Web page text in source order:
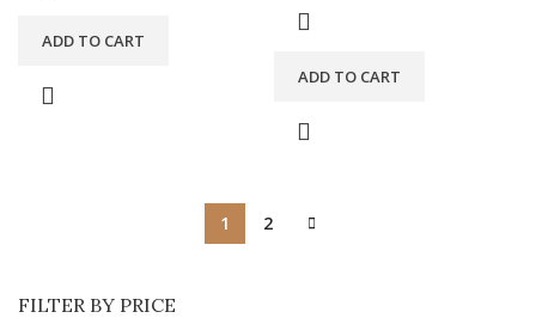
FILTER BY PRICE
ADD TO CART
ADD TO CART
1 2